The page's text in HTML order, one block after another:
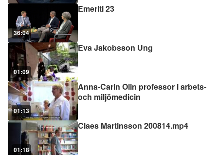
36:04
Emeriti 23
01:09
Eva Jakobsson Ung
01:13
Anna-Carin Olin professor i arbets-
och miljömedicin
01:18
Claes Martinsson 200814.mp4